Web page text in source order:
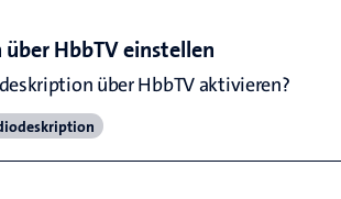
HbbTV einstellen
über HbbTV aktivieren?